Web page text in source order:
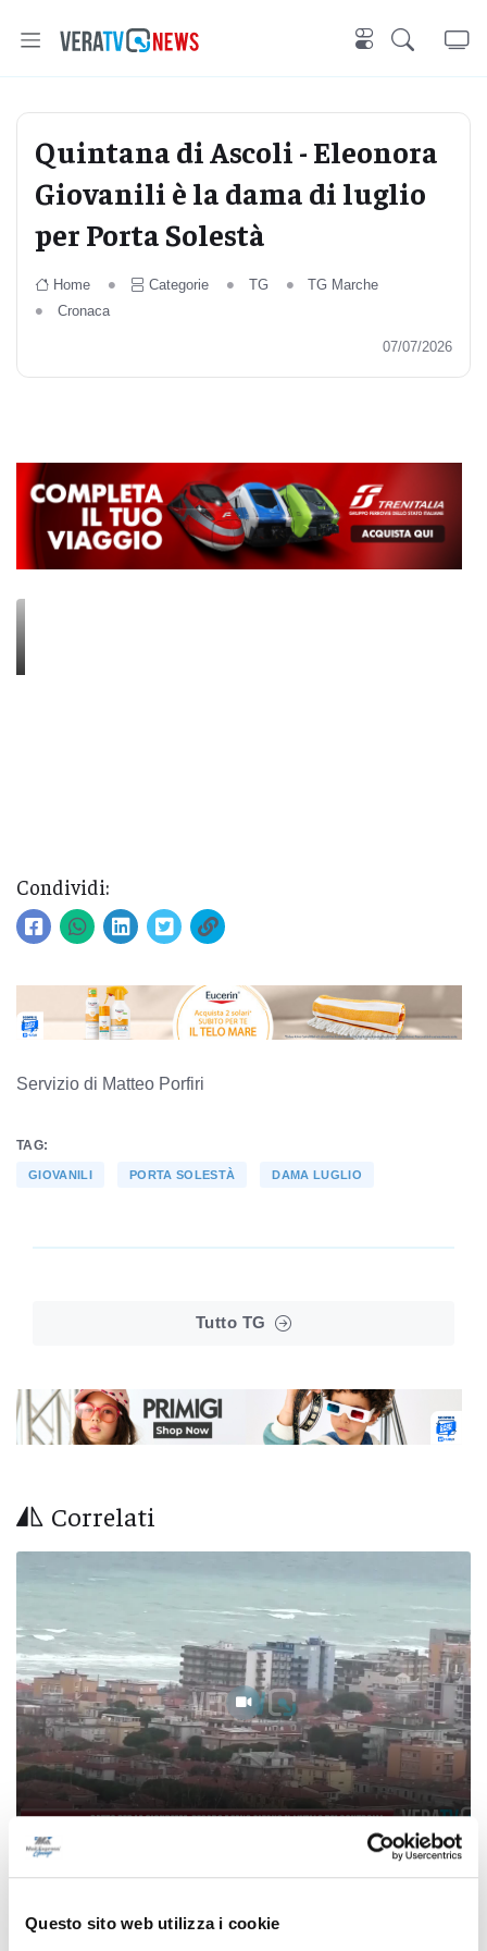
Questo sito web utilizza i cookie
Quintana di Ascoli - Eleonora
Giovanili è la dama di luglio
per Porta Solestà
Home Categorie TG
TG Marche
Cronaca
07/07/2026
Condividi:
Servizio di Matteo Porfiri
TAG:
GIOVANILI PORTA SOLESTÀ DAMA LUGLIO
Tutto TG
Correlati
Patto per la sicurezza, Pesaro e Fano alzano il
livello dei controlli